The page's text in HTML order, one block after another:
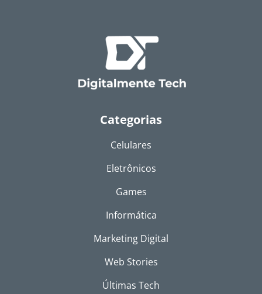
Categorias
Celulares
Eletrônicos
Games
Informática
Marketing Digital
Web Stories
Últimas Tech